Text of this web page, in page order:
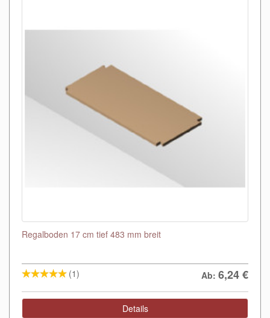
Regalboden 17 cm tief 483 mm breit
(1) Ab: 6,24€
Details